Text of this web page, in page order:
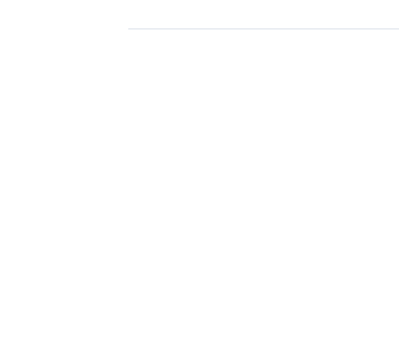
Rühren und Ausgiessen verschiedenster Zutaten. Ein